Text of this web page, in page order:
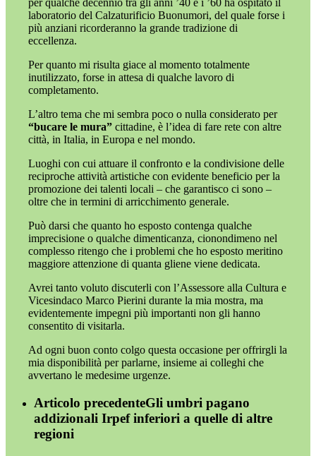
per qualche decennio tra gli anni ’40 e i ’60 ha ospitato il
laboratorio del Calzaturificio Buonumori, del quale forse i
più anziani ricorderanno la grande tradizione di
eccellenza.
Per quanto mi risulta giace al momento totalmente
inutilizzato, forse in attesa di qualche lavoro di
completamento.
L’altro tema che mi sembra poco o nulla considerato per
“bucare le mura” cittadine, è l’idea di fare rete con altre
città, in Italia, in Europa e nel mondo.
Luoghi con cui attuare il confronto e la condivisione delle
reciproche attività artistiche con evidente beneficio per la
promozione dei talenti locali – che garantisco ci sono –
oltre che in termini di arricchimento generale.
Può darsi che quanto ho esposto contenga qualche
imprecisione o qualche dimenticanza, cionondimeno nel
complesso ritengo che i problemi che ho esposto meritino
maggiore attenzione di quanta gliene viene dedicata.
Avrei tanto voluto discuterli con l’Assessore alla Cultura e
Vicesindaco Marco Pierini durante la mia mostra, ma
evidentemente impegni più importanti non gli hanno
consentito di visitarla.
Ad ogni buon conto colgo questa occasione per offrirgli la
mia disponibilità per parlarne, insieme ai colleghi che
avvertano le medesime urgenze.
Articolo precedenteGli umbri pagano
addizionali Irpef inferiori a quelle di altre
regioni